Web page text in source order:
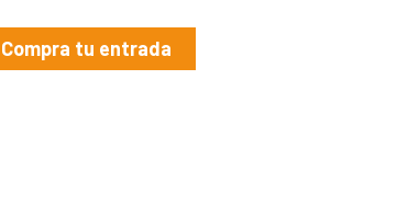
Compra tu entrada